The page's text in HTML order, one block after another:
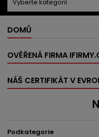
DOMŮ
OVĚŘENÁ FIRMA
NÁŠ CERTIFIKÁT V
Podkategorie